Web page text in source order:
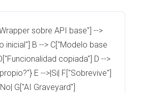
sobre API base"] -->
inicial"] B --> C["Modelo base
copiada"] D -->
E -->|Si| F["Sobrevive"]
G["AI Graveyard"]